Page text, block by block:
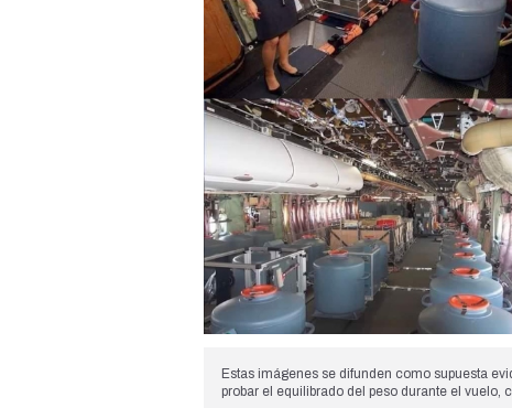
Estas imágenes se difunden como supuesta
probar el equilibrado del peso durante el vuelo,